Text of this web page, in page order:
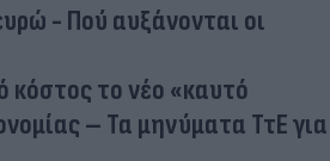
- Πού αυξάνονται οι
κόστος το νέο «καυτό
– Τα μηνύματα ΤτΕ για